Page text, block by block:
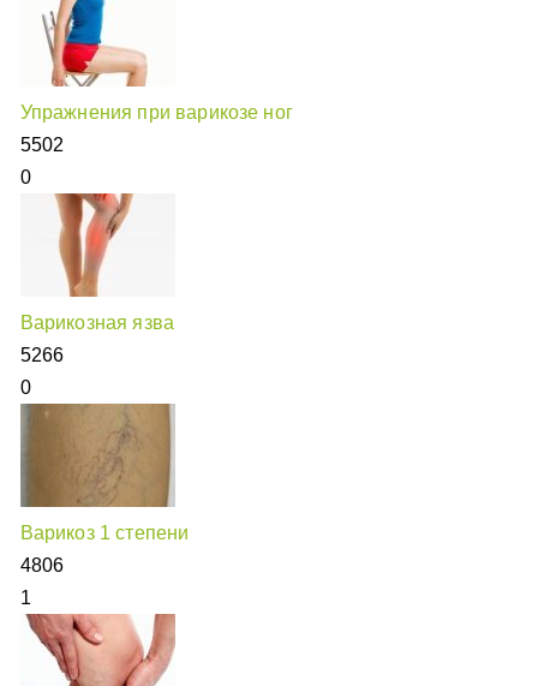
Упражнения при варикозе ног
5502
0
Варикозная язва
5266
0
Варикоз 1 степени
4806
1